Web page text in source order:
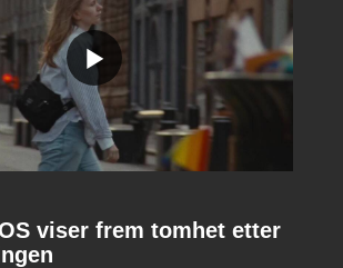
viser frem tomhet etter